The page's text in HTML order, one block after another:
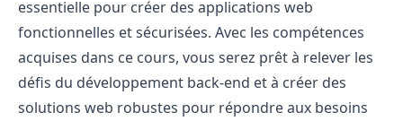
essentielle pour créer des applications web
fonctionnelles et sécurisées. Avec les compétences
acquises dans ce cours, vous serez prêt à relever les
défis du développement back-end et à créer des
solutions web robustes pour répondre aux besoins